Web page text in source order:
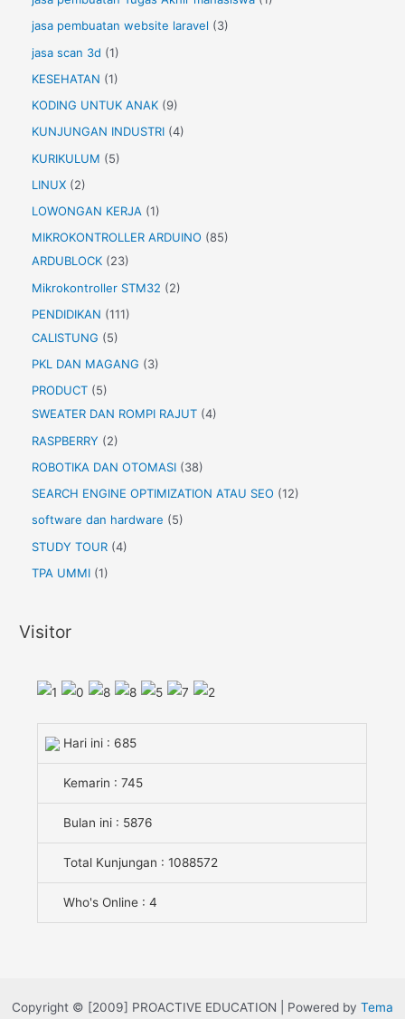
jasa pembuatan website laravel (3)
jasa scan 3d (1)
KESEHATAN (1)
KODING UNTUK ANAK(9)
KUNJUNGAN INDUSTRI(4)
KURIKULUM (5)
LINUX(2)
LOWONGAN KERJA (1)
MIKROKONTROLLER ARDUINO (85)
ARDUBLOCK(23)
Mikrokontroller STM32 (2)
PENDIDIKAN (111)
CALISTUNG (5)
PKL DAN MAGANG (3)
PRODUCT(5)
SWEATER DAN ROMPI RAJUT(4)
RASPBERRY (2)
ROBOTIKA DAN OTOMASI(38)
SEARCH ENGINE OPTIMIZATION ATAU SEO (12)
software dan hardware (5)
STUDY TOUR(4)
TPA UMMI(1)
Visitor
Hari ini : 685
Kemarin : 745
Bulan ini : 5876
Total Kunjungan : 1088572
Who's Online : 4
Copyright © [2009] PROACTIVE EDUCATION | Powered by Tema